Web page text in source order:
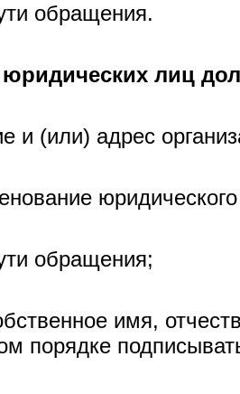
обращения.
лиц
и (или) адрес
обращения;
имя,
порядке